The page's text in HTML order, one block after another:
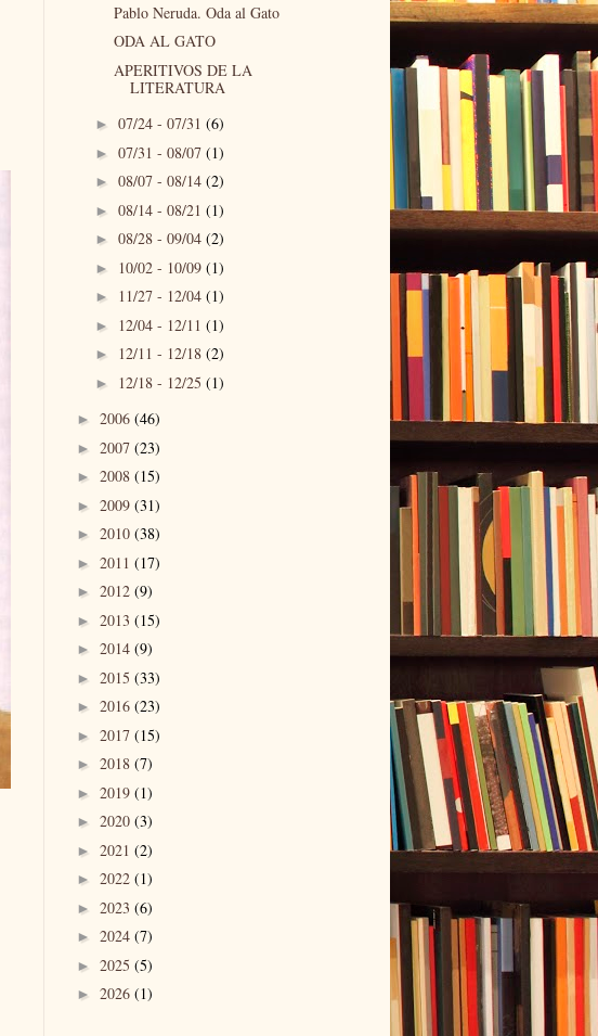
Pablo Neruda. Oda al Gato
ODA AL GATO
APERITIVOS DE LA
LITERATURA
► 07/24 - 07/31 (6)
► 07/31 - 08/07 (1)
► 08/07 - 08/14 (2)
► 08/14 - 08/21 (1)
► 08/28 - 09/04 (2)
► 10/02 - 10/09 (1)
► 11/27 - 12/04 (1)
► 12/04 - 12/11 (1)
► 12/11 - 12/18 (2)
► 12/18 - 12/25 (1)
► 2006 (46)
► 2007 (23)
► 2008 (15)
► 2009 (31)
► 2010 (38)
► 2011 (17)
► 2012 (9)
► 2013 (15)
► 2014 (9)
► 2015 (33)
► 2016 (23)
► 2017 (15)
► 2018 (7)
► 2019 (1)
► 2020 (3)
► 2021 (2)
► 2022 (1)
► 2023 (6)
► 2024 (7)
► 2025 (5)
► 2026 (1)